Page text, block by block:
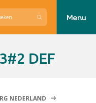
Menu
DEF
NEDERLAND